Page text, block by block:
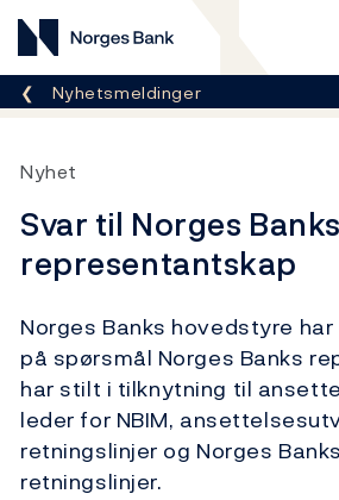
Norges Bank
Her er du nå:
Nyhetsmeldinger
Nyhet
Svar til Norges Banks
representantskap
Norges Banks hovedstyre
på spørsmål Norges Banks
har stilt i tilknytning til
leder for NBIM,
retningslinjer og Norges
retningslinjer.